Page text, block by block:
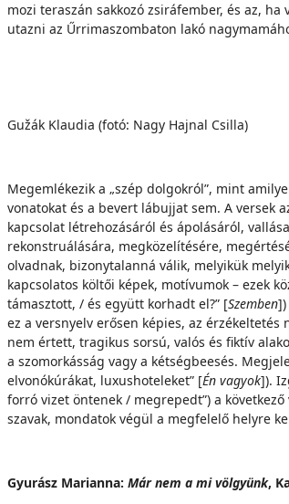
mozi teraszán sakkozó zsiráfember, és az,
utazni az Űrrimaszombaton lakó
Gužák Klaudia (fotó: Nagy Hajnal Csilla)
Megemlékezik a „szép dolgokról”, mint
vonatokat és a bevert lábujjat sem. A versek
kapcsolat létrehozásáról és ápolásáról,
rekonstruálására, megközelítésére,
olvadnak, bizonytalanná válik, melyikük
kapcsolatos költői képek, motívumok – ezek
támasztott, / és együtt korhadt el?” [Szemben
ez a versnyelv erősen képies, az
nem értett, tragikus sorsú, valós és fiktív
a szomorkásság vagy a kétségbeesés.
elvonókúrákat, luxushoteleket” [Én vagyok]).
forró vizet öntenek / megrepedt”) a következő
szavak, mondatok végül a megfelelő helyre
Gyurász Marianna: Már nem a mi völgyünk,